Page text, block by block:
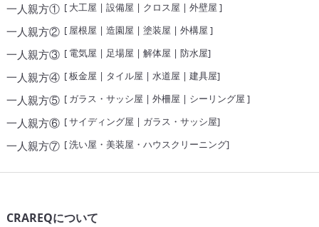
一人親方①[ 大工屋 | 設備屋 | クロス屋 | 外壁屋 ]
一人親方②[ 屋根屋 | 造園屋 | 塗装屋 | 外構屋 ]
一人親方③[ 電気屋 | 足場屋 | 解体屋 | 防水屋]
一人親方④[板金屋 | タイル屋 | 水道屋 | 建具屋]
一人親方⑤[ ガラス・サッシ屋 | 外柵屋 | シーリング屋 ]
一人親方⑥[サイディング屋 | ガラス・サッシ屋]
一人親方⑦[洗い屋・美装屋・ハウスクリーニング]
CRAREQについて